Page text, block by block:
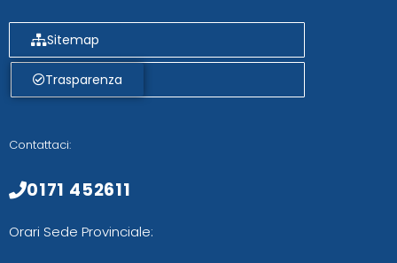
Sitemap
Trasparenza
Contattaci:
0171 452611
Orari Sede Provinciale: